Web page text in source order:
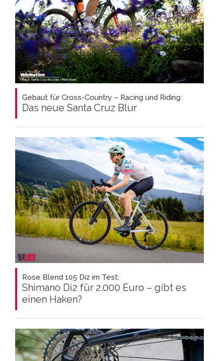
Gebaut für Cross-Country – Racing und Riding:
Das neue Santa Cruz Blur
Rose Blend 105 Di2 im Test:
Shimano Di2 für 2.000 Euro – gibt es
einen Haken?